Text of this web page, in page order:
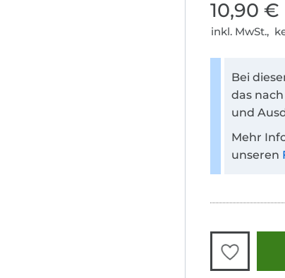
10,90 €
inkl. MwSt.,
Bei
das
und
Mehr
unseren